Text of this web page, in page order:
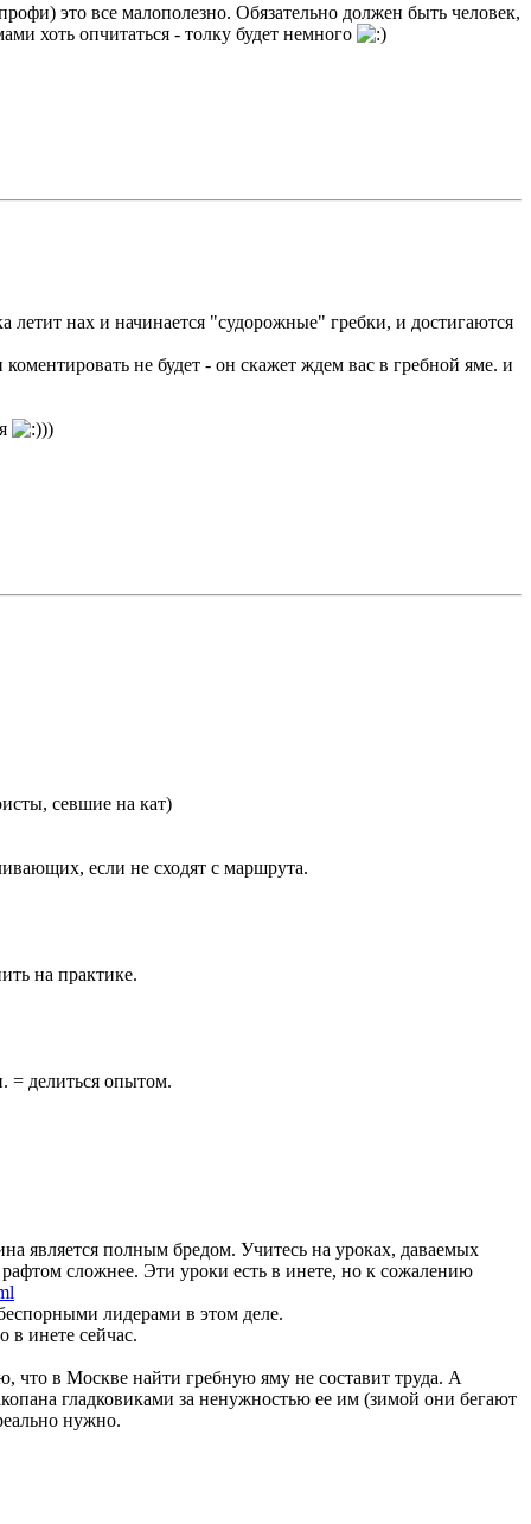
это все малополезно. Обязательно должен быть человек,
хоть опчитаться - толку будет немного
летит нах и начинается "судорожные" гребки, и достигаются
не будет - он скажет ждем вас в гребной яме. и
))
севшие на кат)
если не сходят с маршрута.
на практике.
= делиться опытом.
является полным бредом. Учитесь на уроках, даваемых
сложнее. Эти уроки есть в инете, но к сожалению
лидерами в этом деле.
в инете сейчас.
что в Москве найти гребную яму не составит труда. А
гладковиками за ненужностью ее им (зимой они бегают
нужно.